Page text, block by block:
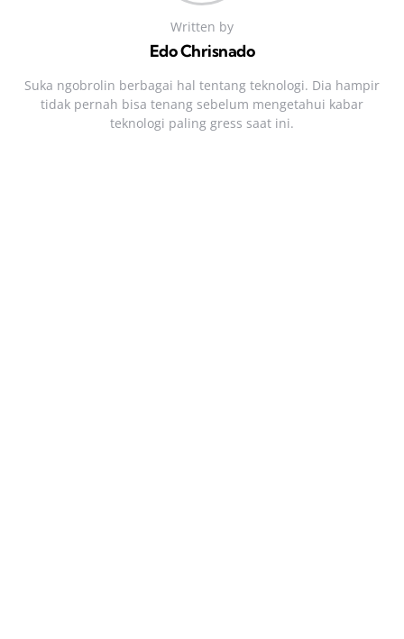
Written by
Edo Chrisnado
Suka ngobrolin berbagai hal tentang teknologi. Dia hampir
tidak pernah bisa tenang sebelum mengetahui kabar
teknologi paling gress saat ini.